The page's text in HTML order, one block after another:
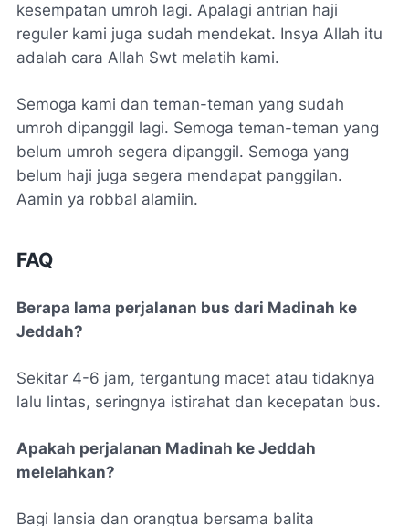
kesempatan umroh lagi. Apalagi antrian haji
reguler kami juga sudah mendekat. Insya Allah itu
adalah cara Allah Swt melatih kami.
Semoga kami dan teman-teman yang sudah
umroh dipanggil lagi. Semoga teman-teman yang
belum umroh segera dipanggil. Semoga yang
belum haji juga segera mendapat panggilan.
Aamin ya robbal alamiin.
FAQ
Berapa lama perjalanan bus dari Madinah ke
Jeddah?
Sekitar 4-6 jam, tergantung macet atau tidaknya
lalu lintas, seringnya istirahat dan kecepatan bus.
Apakah perjalanan Madinah ke Jeddah
melelahkan?
Bagi lansia dan orangtua bersama balita